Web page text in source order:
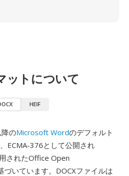
ットについて
HEIF
のMicrosoft Wordのデフォルト
ECMA-376として公開され
されたOffice Open
づいています。DOCXファイルは